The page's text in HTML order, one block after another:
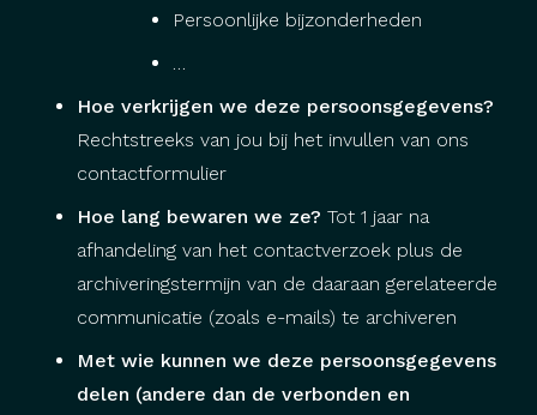
Persoonlijke bijzonderheden
…
Hoe verkrijgen we deze persoonsgegevens?
Rechtstreeks van jou bij het invullen van ons
contactformulier
Hoe lang bewaren we ze? Tot 1 jaar na
afhandeling van het contactverzoek plus de
archiveringstermijn van de daaraan gerelateerde
communicatie (zoals e-mails) te archiveren
Met wie kunnen we deze persoonsgegevens
delen (andere dan de verbonden en